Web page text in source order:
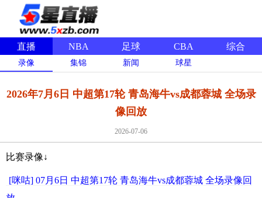
直播 NBA 足球 CBA 综合
录像 集锦 新闻 球星
2026年7月6日 中超第17轮 青岛海牛vs成都蓉城 全场录
像回放
2026-07-06
比赛录像↓
[咪咕] 07月6日 中超第17轮 青岛海牛vs成都蓉城 全场录像回